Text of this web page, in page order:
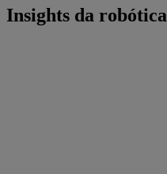
Insights da robótica